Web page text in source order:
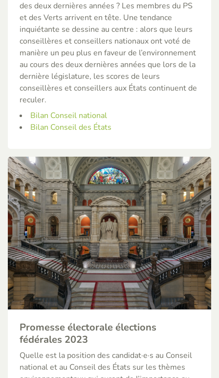
des deux dernières années ? Les membres du PS
et des Verts arrivent en tête. Une tendance
inquiétante se dessine au centre : alors que leurs
conseillères et conseillers nationaux ont voté de
manière un peu plus en faveur de l’environnement
au cours des deux dernières années que lors de la
dernière législature, les scores de leurs
conseillères et conseillers aux États continuent de
reculer.
Bilan Conseil national
Bilan Conseil des États
Promesse électorale élections
fédérales 2023
Quelle est la position des candidat·e·s au Conseil
national et au Conseil des États sur les thèmes